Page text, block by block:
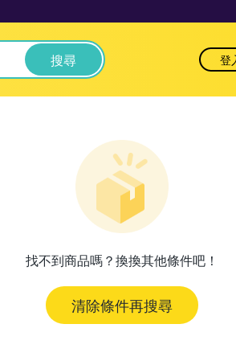
搜尋 登
找不到商品嗎？換換其他條件吧！
清除條件再搜尋